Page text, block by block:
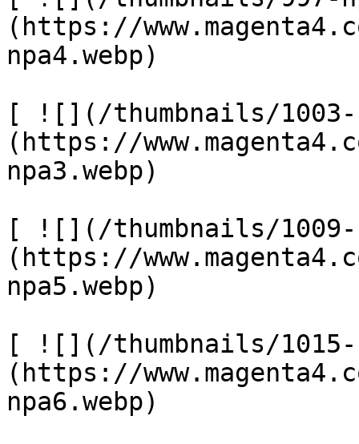
(https://
npa4.webp)
[ ![](/thumbnails/1003-
(https://
npa3.webp)
[ ![](/thumbnails/1009-
(https://
npa5.webp)
[ ![](/thumbnails/1015-
(https://
npa6.webp)